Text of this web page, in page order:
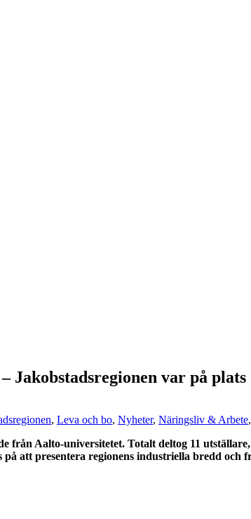
Jakobstadsregionen var på plats
, Leva och bo, Nyheter, Näringsliv & Arbete,
från Aalto-universitetet. Totalt deltog 11
att presentera regionens industriella bredd